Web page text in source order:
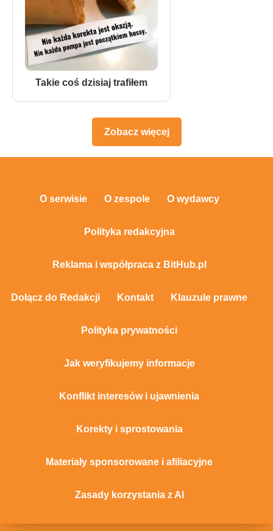
Takie coś dzisiaj trafiłem
Zobacz więcej
O serwisie O zespole O wydawcy
Polityka redakcyjna
Reklama i współpraca z BitHub.pl
Dołącz do Redakcji Kontakt Klauzule prawne
Polityka prywatności
Jak weryfikujemy informacje
Konflikt interesów i ujawnienia
Korekty i sprostowania
Materiały sponsorowane i afiliacyjne
Zasady korzystania z AI